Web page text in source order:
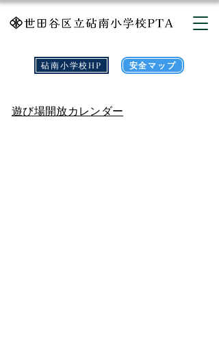
砧南小学校HP 安全マップ
遊び場開放カレンダー